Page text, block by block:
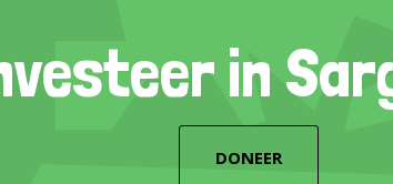
in
DONEER